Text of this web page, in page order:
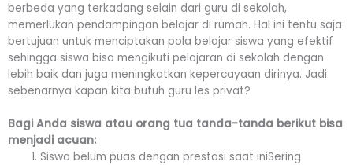
berbeda yang terkadang selain dari guru di sekolah,
memerlukan pendampingan belajar di rumah. Hal ini tentu saja
bertujuan untuk menciptakan pola belajar siswa yang efektif
sehingga siswa bisa mengikuti pelajaran di sekolah dengan
lebih baik dan juga meningkatkan kepercayaan dirinya. Jadi
sebenarnya kapan kita butuh guru les privat?
Bagi Anda siswa atau orang tua tanda-tanda berikut bisa
menjadi acuan:
Siswa belum puas dengan prestasi saat iniSering